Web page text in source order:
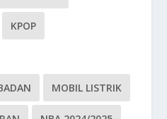
KPOP
MOBIL LISTRIK